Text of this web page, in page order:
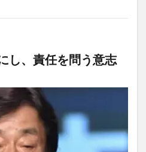
し、責任を問う意志